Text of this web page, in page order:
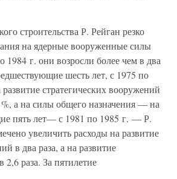
строительства Р. Рейган резко
на ядерные вооруженные силы
1984 г. они возросли более чем в два
шесть лет, с 1975 по
стратегических вооружений
а на силы общего назначения — на
пять лет— с 1981 по 1985 г. — Р.
увеличить расходы на развитие
в два раза, а на развитие
раза. За пятилетие